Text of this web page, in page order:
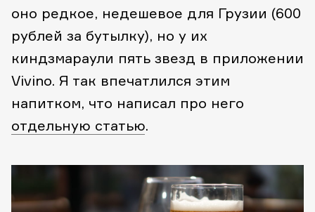
оно редкое, недешевое для Грузии (600
рублей за бутылку), но у их
киндзмараули пять звезд в приложении
Vivino. Я так впечатлился этим
напитком, что написал про него
отдельную статью.